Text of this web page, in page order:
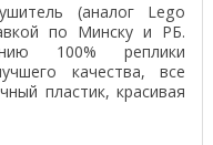
(аналог Lego
по Минску и РБ.
100% реплики
качества, все
пластик, красивая